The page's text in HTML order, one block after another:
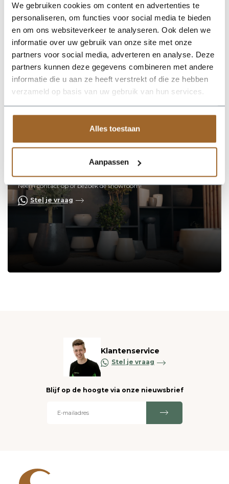
We gebruiken cookies om content en advertenties te
personaliseren, om functies voor social media te bieden
en om ons websiteverkeer te analyseren. Ook delen we
informatie over uw gebruik van onze site met onze
partners voor social media, adverteren en analyse. Deze
partners kunnen deze gegevens combineren met andere
informatie die u aan ze heeft verstrekt of die ze hebben
verzameld op basis van uw gebruik van hun services.
Alles toestaan
Aanpassen
Dankzij de ronde bolvorm krijgt deze plantenbak een
herkenbaar silhouet dat mooi combineert met zowel moderne
als natuurlijke interieurs. De kleur aarde geeft het ontwerp een
rustige, stijlvolle basis en laat groen extra goed tot zijn recht
komen. Het buitenformaat is 73 x 73 x 33 cm, waardoor de bak
voldoende aanwezigheid heeft zonder zijn elegante vorm te
verliezen. Praktische kenmerken: plantgat Ø58 en inhoud 120
liter. De afwerking in fiberglas zorgt voor een luxe look en
maakt deze plantenbak geschikt voor styling in huis, op
kantoor, op het terras of in de tuin. Combineer meerdere
Op zoek naar een vakkundige
hulp?
Neem contact op of bezoek de showroom!
Stel je vraag
Klantenservice
Stel je vraag
Blijf op de hoogte via onze nieuwsbrief